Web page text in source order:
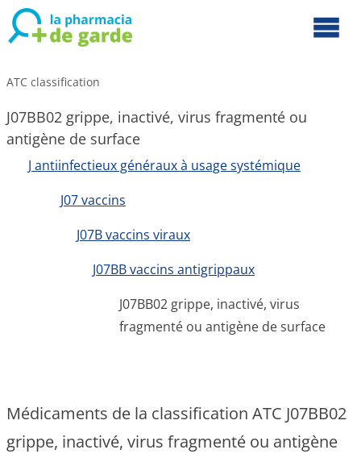
ATC classification
J07BB02 grippe, inactivé, virus fragmenté ou
antigène de surface
J antiinfectieux généraux à usage systémique
J07 vaccins
J07B vaccins viraux
J07BB vaccins antigrippaux
J07BB02 grippe, inactivé, virus
fragmenté ou antigène de surface
Médicaments de la classification ATC J07BB02
grippe, inactivé, virus fragmenté ou antigène